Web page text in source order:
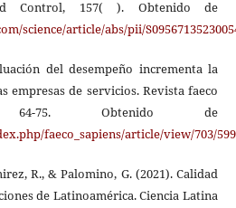
Control, 157( ). Obtenido de
science/article/abs/pii/
del desempeño incrementa la
empresas de servicios. Revista faeco
75. Obtenido de
faeco_sapiens/article/view/703/599
R., & Palomino, G. (2021). Calidad
de Latinoamérica. Ciencia Latina